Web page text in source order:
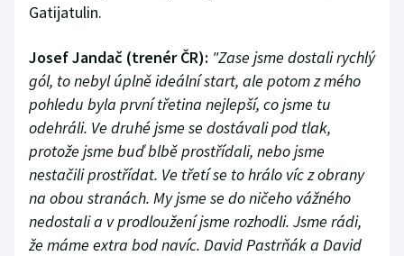
Gatijatulin.
Josef Jandač (trenér ČR): "Zase jsme dostali rychlý
gól, to nebyl úplně ideální start, ale potom z mého
pohledu byla první třetina nejlepší, co jsme tu
odehráli. Ve druhé jsme se dostávali pod tlak,
protože jsme buď blbě prostřídali, nebo jsme
nestačili prostřídat. Ve třetí se to hrálo víc z obrany
na obou stranách. My jsme se do ničeho vážného
nedostali a v prodloužení jsme rozhodli. Jsme rádi,
že máme extra bod navíc. David Pastrňák a David